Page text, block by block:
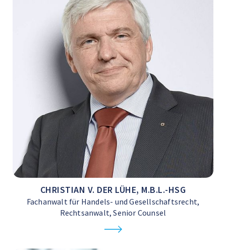
CHRISTIAN V. DER LÜHE, M.B.L.-HSG
Fachanwalt für Handels- und Gesellschaftsrecht,
Rechtsanwalt, Senior Counsel